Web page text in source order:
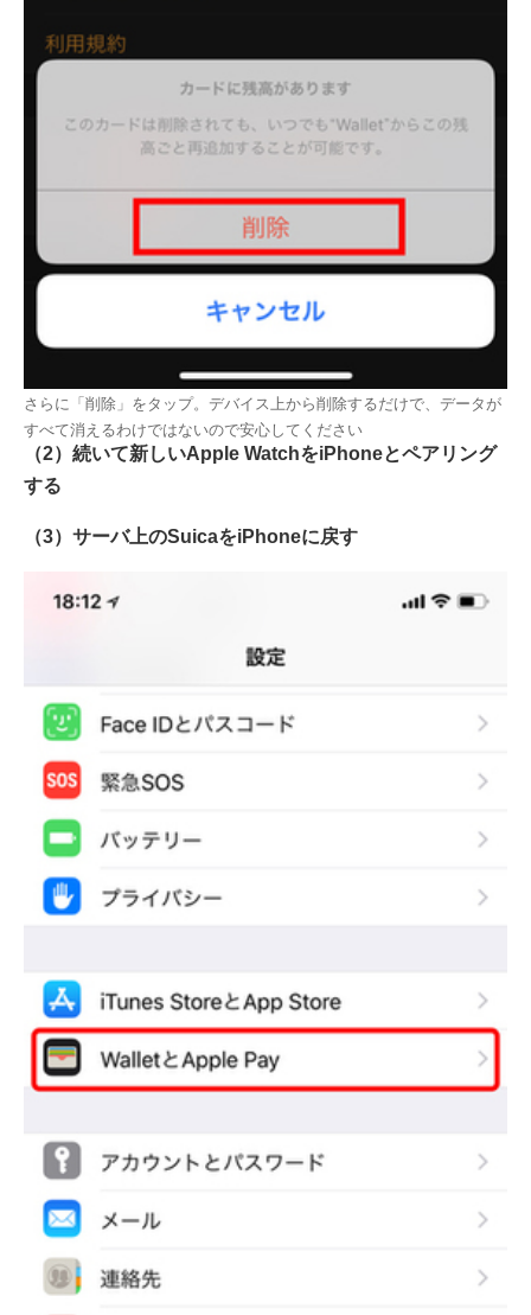
さらに「削除」をタップ。デバイス上から削除するだけで、データが
すべて消えるわけではないので安心してください
（2）続いて新しいApple WatchをiPhoneとペアリング
する
（3）サーバ上のSuicaをiPhoneに戻す